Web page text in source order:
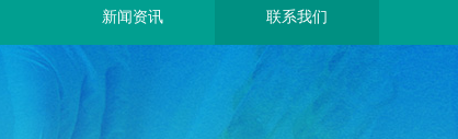
新闻资讯 联系我们